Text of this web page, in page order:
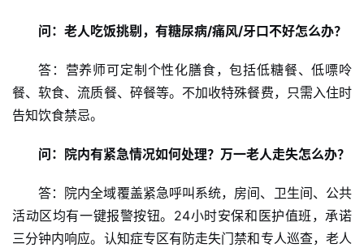
我
们
们
问：老人吃饭挑剔，有糖尿病/痛风/牙口不好怎么办？
答：营养师可定制个性化膳食，包括低糖餐、低嘌呤
餐、软食、流质餐、碎餐等。不加收特殊餐费，只需入住时
告知饮食禁忌。
问：院内有紧急情况如何处理？万一老人走失怎么办？
答：院内全域覆盖紧急呼叫系统，房间、卫生间、公共
活动区均有一键报警按钮。24小时安保和医护值班，承诺
三分钟内响应。认知症专区有防走失门禁和专人巡查，老人